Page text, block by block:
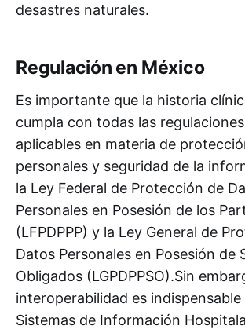
desastres naturales.
Regulación en México
Es importante que la historia
cumpla con todas las
aplicables en materia de
personales y seguridad de la
la Ley Federal de Protección de
Personales en Posesión de los
(LFPDPPP) y la Ley General de
Datos Personales en Posesión de
Obligados (LGPDPPSO).Sin
interoperabilidad es indispensable
Sistemas de Información